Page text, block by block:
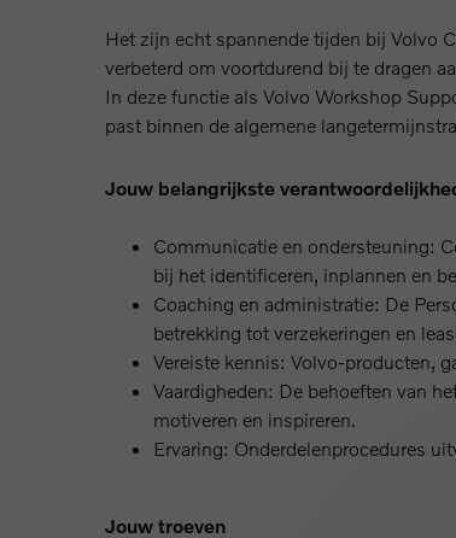
Het zijn echt spannende tijden bij Volvo
verbeterd om voortdurend bij te dragen
In deze functie als Volvo Workshop
past binnen de algemene
Jouw belangrijkste
Communicatie en ondersteuning:
bij het identificeren, inplannen en
Coaching en administratie: De
betrekking tot verzekeringen en
Vereiste kennis: Volvo-producten,
Vaardigheden: De behoeften van
motiveren en inspireren.
Ervaring: Onderdelenprocedures
Jouw troeven